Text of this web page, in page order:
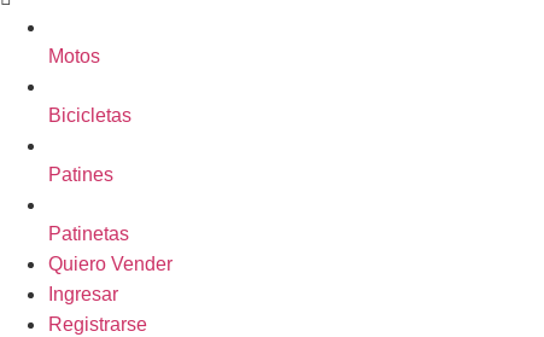
Motos
Bicicletas
Patines
Patinetas
Quiero Vender
Ingresar
Registrarse